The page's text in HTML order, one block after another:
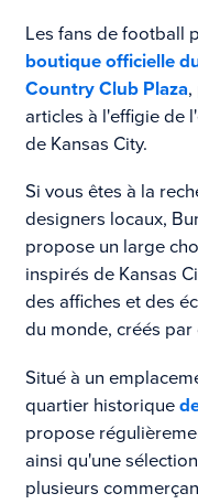
Les fans de football
boutique officielle
Country Club Plaza
articles à l'effigie de
de Kansas City.
Si vous êtes à la
designers locaux,
propose un large
inspirés de Kansas
des affiches et des
du monde, créés
Situé à un
quartier historique
propose
ainsi qu'une
plusieurs